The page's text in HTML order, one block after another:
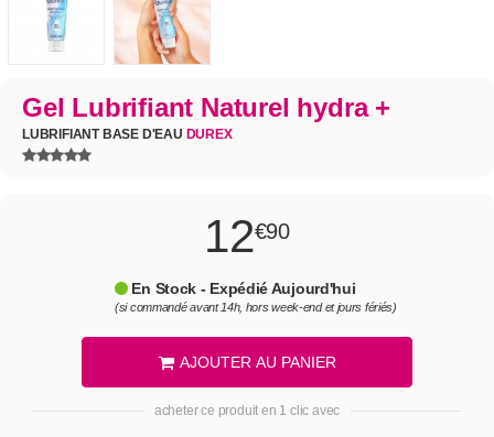
Gel Lubrifiant Naturel hydra +
LUBRIFIANT BASE D'EAU DUREX
12€90
En Stock - Expédié Aujourd'hui
(si commandé avant 14h, hors week-end et jours fériés)
AJOUTER AU PANIER
acheter ce produit en 1 clic avec